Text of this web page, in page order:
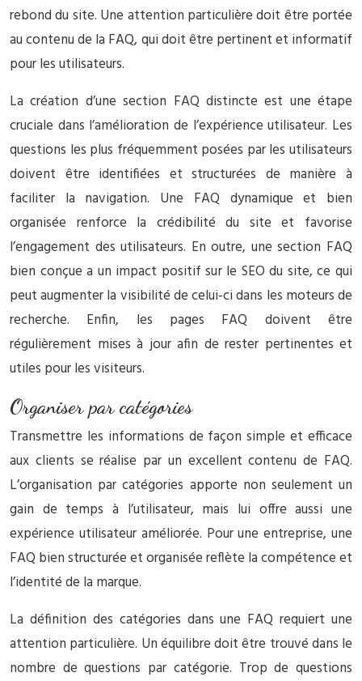
rebond du site. Une attention particulière doit être portée
au contenu de la FAQ, qui doit être pertinent et informatif
pour les utilisateurs.
La création d’une section FAQ distincte est une étape
cruciale dans l’amélioration de l’expérience utilisateur. Les
questions les plus fréquemment posées par les utilisateurs
doivent être identifiées et structurées de manière à
faciliter la navigation. Une FAQ dynamique et bien
organisée renforce la crédibilité du site et favorise
l’engagement des utilisateurs. En outre, une section FAQ
bien conçue a un impact positif sur le SEO du site, ce qui
peut augmenter la visibilité de celui-ci dans les moteurs de
recherche. Enfin, les pages FAQ doivent être
régulièrement mises à jour afin de rester pertinentes et
utiles pour les visiteurs.
Organiser par catégories
Transmettre les informations de façon simple et efficace
aux clients se réalise par un excellent contenu de FAQ.
L’organisation par catégories apporte non seulement un
gain de temps à l’utilisateur, mais lui offre aussi une
expérience utilisateur améliorée. Pour une entreprise, une
FAQ bien structurée et organisée reflète la compétence et
l’identité de la marque.
La définition des catégories dans une FAQ requiert une
attention particulière. Un équilibre doit être trouvé dans le
nombre de questions par catégorie. Trop de questions